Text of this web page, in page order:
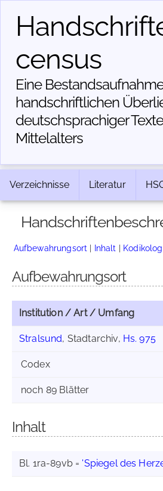
census
Eine
handschriftlichen
deutschsprachiger
Mittelalters
Verzeichnisse Literatur
Aufbewahrungsort | Inhalt |
Aufbewahrungsort
Institution / Art / Umfang
Stralsund, Stadtarchiv, Hs. 975
Codex
noch 89 Blätter
Inhalt
Bl. 1ra-89vb = 'Spiegel des